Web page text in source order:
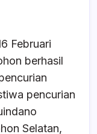
Februari
berhasil
pencurian
Selatan,